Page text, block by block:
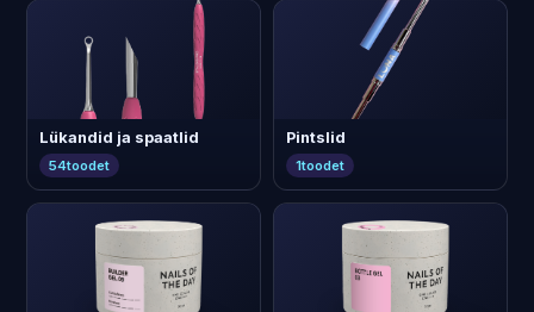
Lükandid ja spaatlid
54toodet
Pintslid
1toodet